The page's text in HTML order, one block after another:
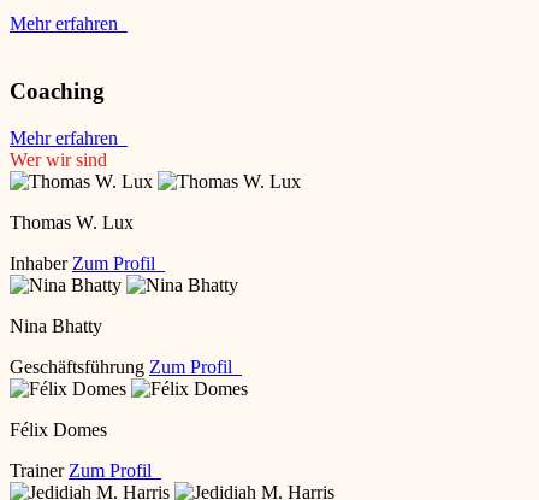
Mehr erfahren
Coaching
Mehr erfahren
Wer wir sind
Thomas W. Lux
Inhaber Zum Profil
Nina Bhatty
Geschäftsführung Zum Profil
Félix Domes
Trainer Zum Profil